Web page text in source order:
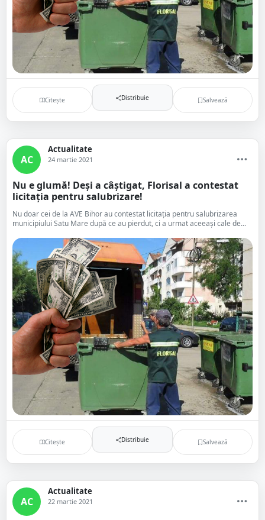
Citește Distribuie Salvează
AC
Actualitate
24 martie 2021
Nu e glumă! Deși a câștigat, Florisal a contestat
licitația pentru salubrizare!
Nu doar cei de la AVE Bihor au contestat licitația pentru salubrizarea
municipiului Satu Mare după ce au pierdut, ci a urmat aceeași cale de...
Citește Distribuie Salvează
AC
Actualitate
22 martie 2021